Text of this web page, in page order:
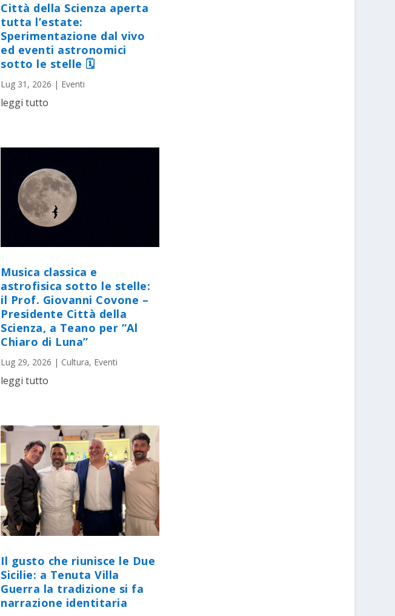
Città della Scienza aperta
tutta l’estate:
Sperimentazione dal vivo
ed eventi astronomici
sotto le stelle 🗓
Lug 31, 2026 | Eventi
leggi tutto
Musica classica e
astrofisica sotto le stelle:
il Prof. Giovanni Covone –
Presidente Città della
Scienza, a Teano per “Al
Chiaro di Luna”
Lug 29, 2026 | Cultura, Eventi
leggi tutto
Il gusto che riunisce le Due
Sicilie: a Tenuta Villa
Guerra la tradizione si fa
narrazione identitaria